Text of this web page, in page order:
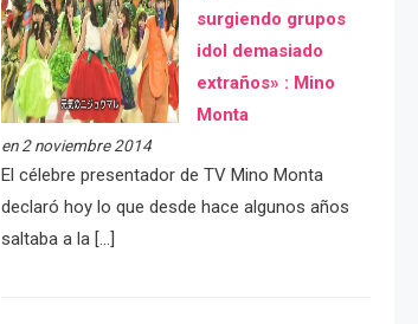
surgiendo grupos
idol demasiado
extraños» : Mino
Monta
en 2 noviembre 2014
El célebre presentador de TV Mino Monta
declaró hoy lo que desde hace algunos años
saltaba a la […]